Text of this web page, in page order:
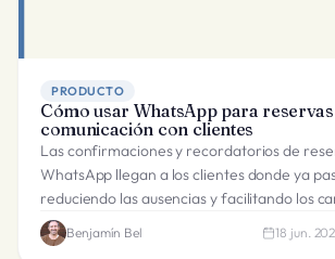
PRODUCTO
Cómo usar WhatsApp para
comunicación con clientes
Las confirmaciones y recordatorios de
WhatsApp llegan a los clientes donde ya
reduciendo las ausencias y facilitando los
Benjamín Bel 18 jun.